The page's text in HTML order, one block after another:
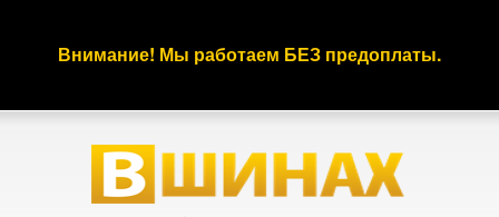
Внимание! Мы работаем БЕЗ предоплаты.